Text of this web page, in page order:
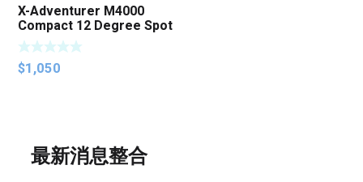
X-Adventurer M4000
Compact 12 Degree Spot
Light
$1,050
最新消息整合